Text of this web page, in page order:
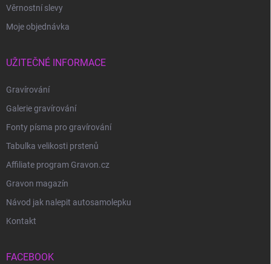
Věrnostní slevy
Moje objednávka
UŽITEČNÉ INFORMACE
Gravírování
Galerie gravírování
Fonty písma pro gravírování
Tabulka velikosti prstenů
Affiliate program Gravon.cz
Gravon magazín
Návod jak nalepit autosamolepku
Kontakt
FACEBOOK